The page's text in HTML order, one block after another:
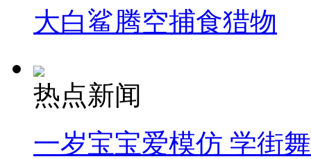
大白鲨腾空捕食猎物
热点新闻
一岁宝宝爱模仿 学街